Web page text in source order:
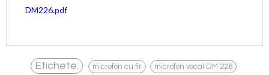
DM226.pdf
Etichete: microfon cu fir microfon vocal DM 226